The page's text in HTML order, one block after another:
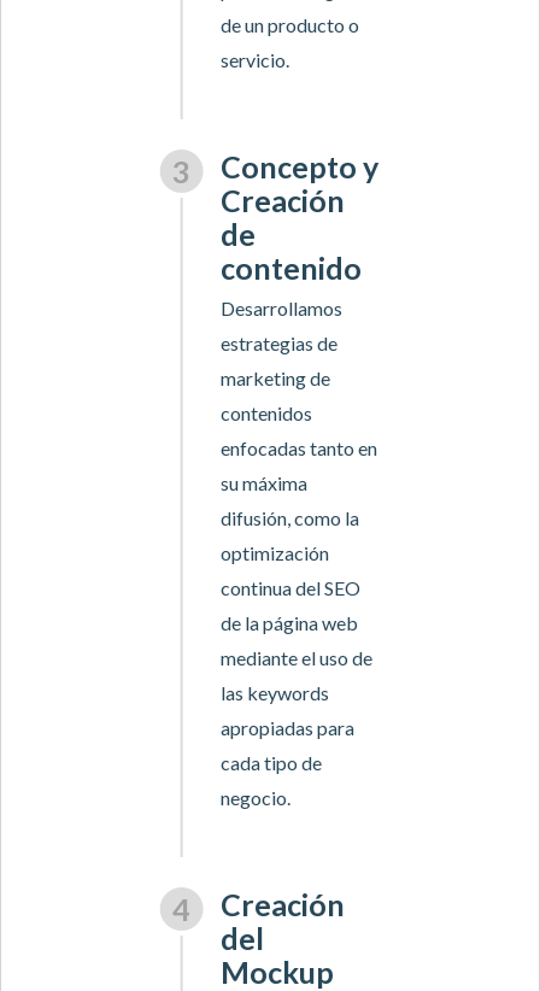
de un producto o
servicio.
Concepto y
Creación
de
contenido
Desarrollamos
estrategias de
marketing de
contenidos
enfocadas tanto en
su máxima
difusión, como la
optimización
continua del SEO
de la página web
mediante el uso de
las keywords
apropiadas para
cada tipo de
negocio.
Creación
del
Mockup